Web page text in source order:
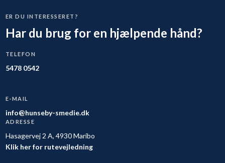
ER DU INTERESSERET?
Har du brug for en hjælpende hånd?
TELEFON
5478 0542
E-MAIL
info@hunseby-smedie.dk
ADRESSE
Hasagervej 2 A, 4930 Maribo
Klik her for rutevejledning